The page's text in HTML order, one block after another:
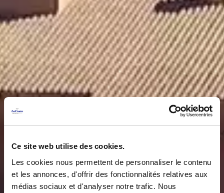
Ce site web utilise des cookies.
Les cookies nous permettent de personnaliser le contenu
et les annonces, d'offrir des fonctionnalités relatives aux
médias sociaux et d'analyser notre trafic. Nous